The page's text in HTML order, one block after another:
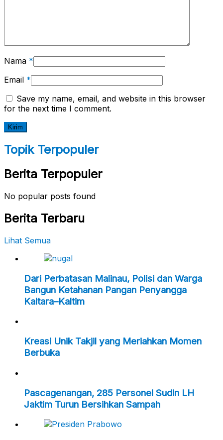
Nama *
Email *
Save my name, email, and website in this browser
for the next time I comment.
Topik Terpopuler
Berita Terpopuler
No popular posts found
Berita Terbaru
Lihat Semua
Dari Perbatasan Malinau, Polisi dan Warga
Bangun Ketahanan Pangan Penyangga
Kaltara–Kaltim
Kreasi Unik Takjil yang Meriahkan Momen
Berbuka
Pascagenangan, 285 Personel Sudin LH
Jaktim Turun Bersihkan Sampah